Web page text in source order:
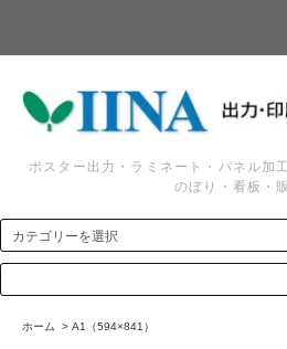
ポスター出力・ラミネート・パネル加
のぼり・看板・
ホーム > A1（594×841）